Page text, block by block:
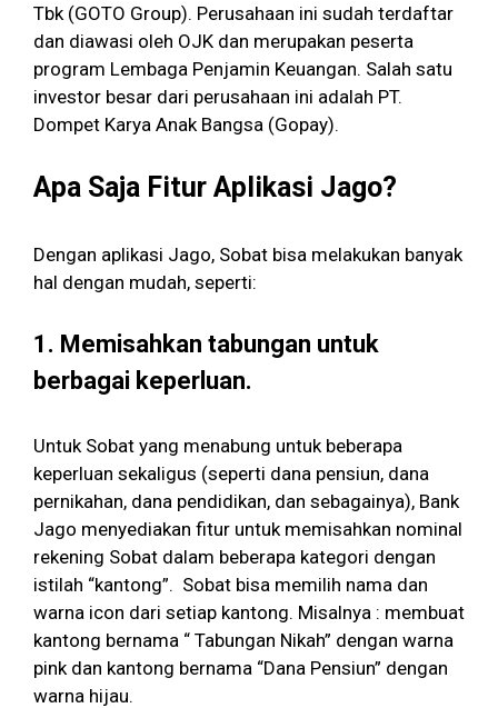
Tbk (GOTO Group). Perusahaan ini sudah terdaftar
dan diawasi oleh OJK dan merupakan peserta
program Lembaga Penjamin Keuangan. Salah satu
investor besar dari perusahaan ini adalah PT.
Dompet Karya Anak Bangsa (Gopay).
Apa Saja Fitur Aplikasi Jago?
Dengan aplikasi Jago, Sobat bisa melakukan banyak
hal dengan mudah, seperti:
1. Memisahkan tabungan untuk
berbagai keperluan.
Untuk Sobat yang menabung untuk beberapa
keperluan sekaligus (seperti dana pensiun, dana
pernikahan, dana pendidikan, dan sebagainya), Bank
Jago menyediakan fitur untuk memisahkan nominal
rekening Sobat dalam beberapa kategori dengan
istilah “kantong”. Sobat bisa memilih nama dan
warna icon dari setiap kantong. Misalnya : membuat
kantong bernama “ Tabungan Nikah” dengan warna
pink dan kantong bernama “Dana Pensiun” dengan
warna hijau.